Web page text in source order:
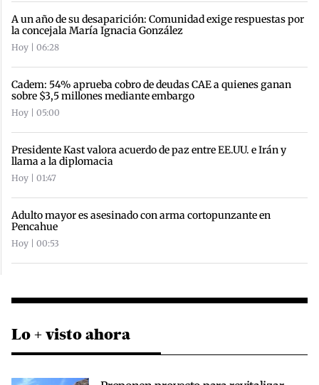
A un año de su desaparición: Comunidad exige respuestas por
la concejala María Ignacia González
Hoy | 06:28
Cadem: 54% aprueba cobro de deudas CAE a quienes ganan
sobre $3,5 millones mediante embargo
Hoy | 05:00
Presidente Kast valora acuerdo de paz entre EE.UU. e Irán y
llama a la diplomacia
Hoy | 01:47
Adulto mayor es asesinado con arma cortopunzante en
Pencahue
Hoy | 00:53
Lo + visto ahora